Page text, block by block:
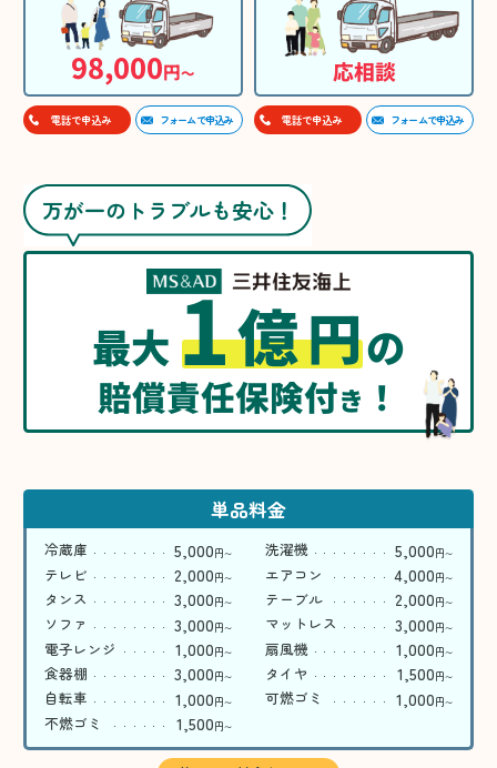
98,000円〜
電話で申込み フォームで申込み
応相談
電話で申込み フォームで申込み
万が一のトラブルも安心！
最大1億円の
賠償責任保険付き ！
単品料金
冷蔵庫 5,000円〜 洗濯機 5,000円〜
テレビ 2,000円〜 エアコン 4,000円〜
タンス 3,000円〜 テーブル 2,000円〜
ソファ 3,000円〜 マットレス 3,000円〜
電子レンジ 1,000円〜 扇風機 1,000円〜
食器棚 3,000円〜 タイヤ 1,500円〜
自転車 1,000円〜 可燃ゴミ 1,000円〜
不燃ゴミ 1,500円〜